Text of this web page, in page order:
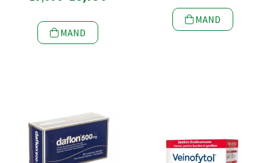
MAND
MAND